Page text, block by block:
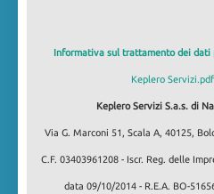
Informativa sul trattamento dei dati
Keplero
Keplero Servizi S.a.s. di
Via G. Marconi 51, Scala A, 40125,
C.F. 03403961208 - Iscr. Reg. delle
data 09/10/2014 - R.E.A. BO-